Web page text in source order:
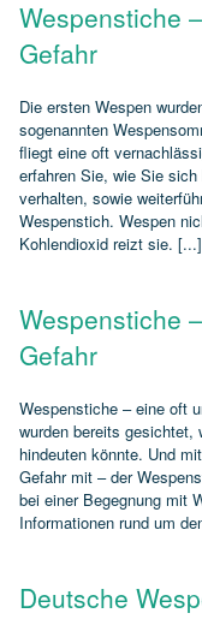
Wespenstiche
Gefahr
Die ersten Wespen
sogenannten
fliegt eine oft
erfahren Sie, wie Sie
verhalten, sowie
Wespenstich. Wespen
Kohlendioxid reizt sie. [...]
Wespenstiche
Gefahr
Wespenstiche – eine oft
wurden bereits gesichtet,
hindeuten könnte. Und
Gefahr mit – der
bei einer Begegnung mit
Informationen rund um
Deutsche